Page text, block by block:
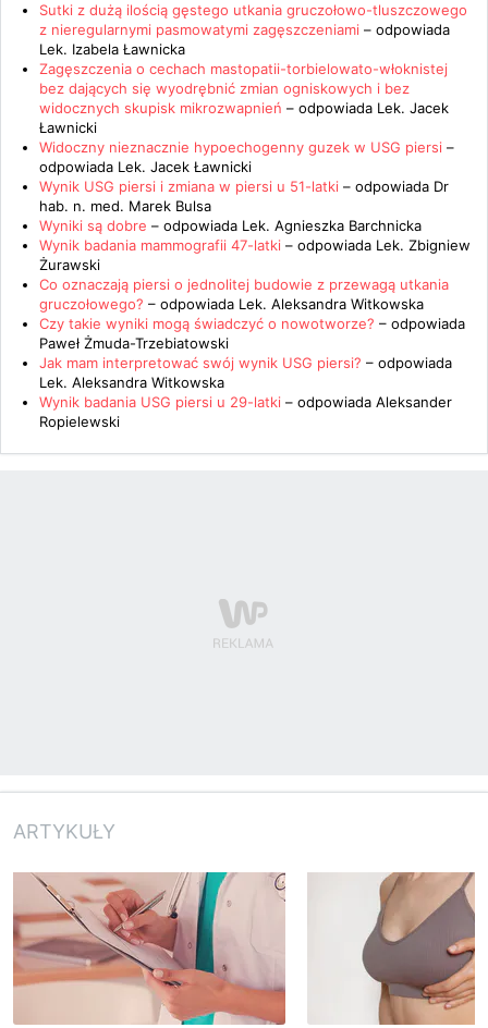
Sutki z dużą ilością gęstego utkania gruczołowo-tluszczowego
z nieregularnymi pasmowatymi zagęszczeniami – odpowiada
Lek. Izabela Ławnicka
Zagęszczenia o cechach mastopatii-torbielowato-włoknistej
bez dających się wyodrębnić zmian ogniskowych i bez
widocznych skupisk mikrozwapnień – odpowiada Lek. Jacek
Ławnicki
Widoczny nieznacznie hypoechogenny guzek w USG piersi –
odpowiada Lek. Jacek Ławnicki
Wynik USG piersi i zmiana w piersi u 51-latki – odpowiada Dr
hab. n. med. Marek Bulsa
Wyniki są dobre – odpowiada Lek. Agnieszka Barchnicka
Wynik badania mammografii 47-latki – odpowiada Lek. Zbigniew
Żurawski
Co oznaczają piersi o jednolitej budowie z przewagą utkania
gruczołowego? – odpowiada Lek. Aleksandra Witkowska
Czy takie wyniki mogą świadczyć o nowotworze? – odpowiada
Paweł Żmuda-Trzebiatowski
Jak mam interpretować swój wynik USG piersi? – odpowiada
Lek. Aleksandra Witkowska
Wynik badania USG piersi u 29-latki – odpowiada Aleksander
Ropielewski
ARTYKUŁY